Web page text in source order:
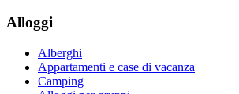
Alloggi
Alberghi
Appartamenti e case di vacanza
Camping